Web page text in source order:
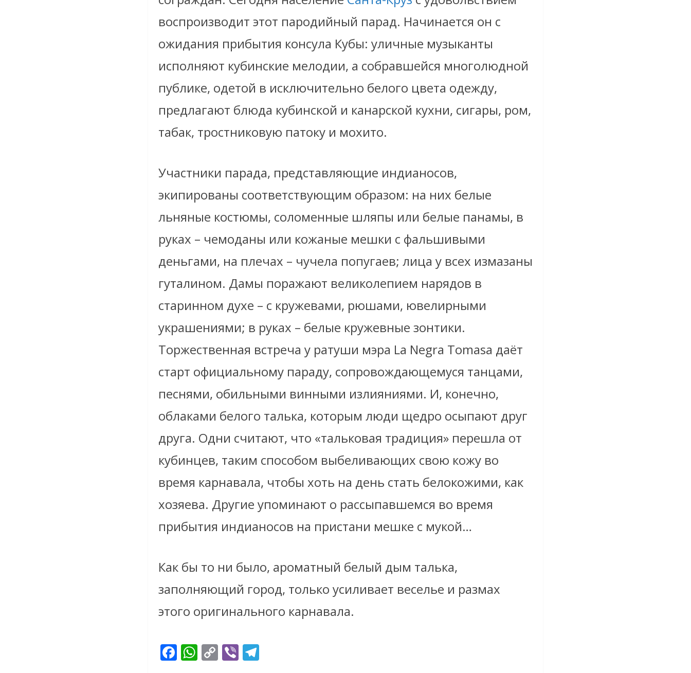
воспроизводит этот пародийный парад. Начинается он с
ожидания прибытия консула Кубы: уличные музыканты
исполняют кубинские мелодии, а собравшейся многолюдной
публике, одетой в исключительно белого цвета одежду,
предлагают блюда кубинской и канарской кухни, сигары, ром,
табак, тростниковую патоку и мохито.
Участники парада, представляющие индианосов,
экипированы соответствующим образом: на них белые
льняные костюмы, соломенные шляпы или белые панамы, в
руках – чемоданы или кожаные мешки с фальшивыми
деньгами, на плечах – чучела попугаев; лица у всех измазаны
гуталином. Дамы поражают великолепием нарядов в
старинном духе – с кружевами, рюшами, ювелирными
украшениями; в руках – белые кружевные зонтики.
Торжественная встреча у ратуши мэра La Negra Tomasa даёт
старт официальному параду, сопровождающемуся танцами,
песнями, обильными винными излияниями. И, конечно,
облаками белого талька, которым люди щедро осыпают друг
друга. Одни считают, что «тальковая традиция» перешла от
кубинцев, таким способом выбеливающих свою кожу во
время карнавала, чтобы хоть на день стать белокожими, как
хозяева. Другие упоминают о рассыпавшемся во время
прибытия индианосов на пристани мешке с мукой…
Как бы то ни было, ароматный белый дым талька,
заполняющий город, только усиливает веселье и размах
этого оригинального карнавала.
F W C Vi